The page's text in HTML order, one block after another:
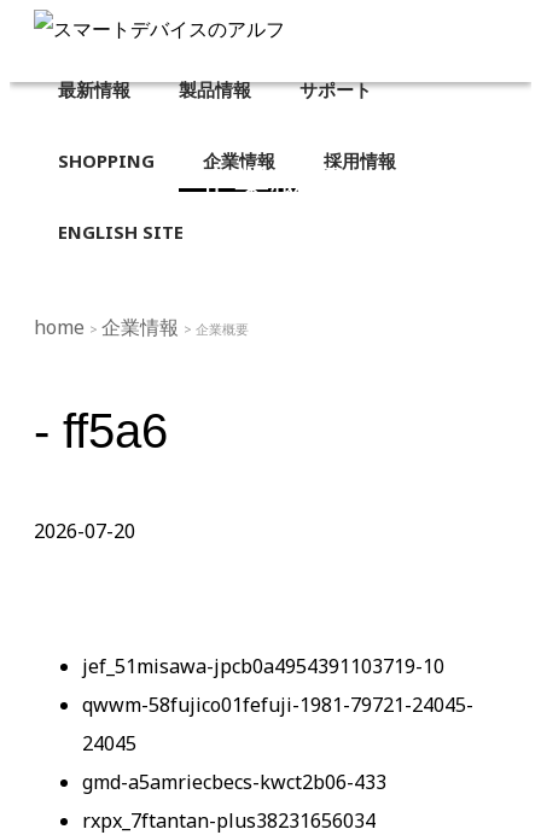
最新情報 製品情報 サポート
SHOPPING 企業情報 採用情報
ENGLISH SITE
企業概要
home > 企業情報 > 企業概要
- ff5a6
2026-07-20
jef_51misawa-jpcb0a4954391103719-10
qwwm-58fujico01fefuji-1981-79721-24045-
24045
gmd-a5amriecbecs-kwct2b06-433
rxpx_7ftantan-plus38231656034